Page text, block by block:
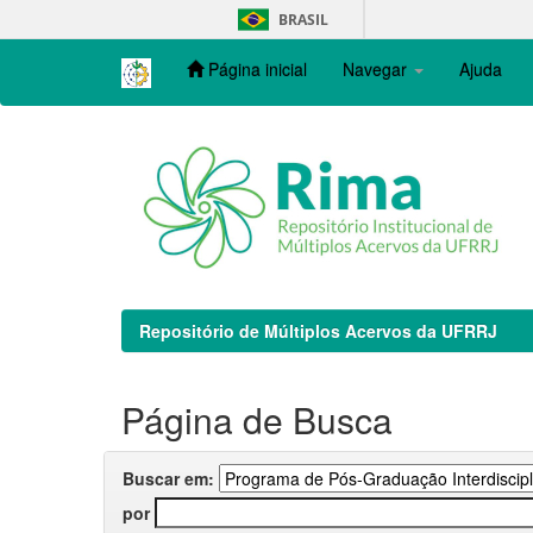
navigation
BRASIL
Página inicial Navegar Ajuda
Repositório de Múltiplos Acervos da UFRRJ
Página de Busca
Buscar em:
por